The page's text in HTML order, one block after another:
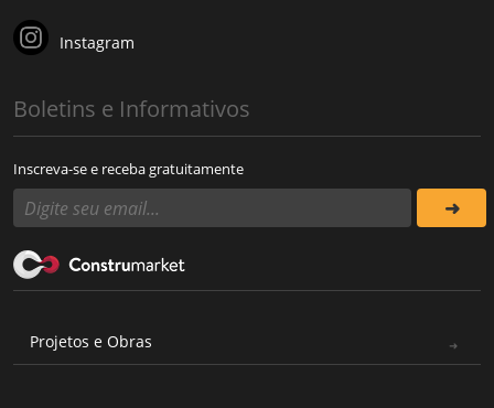
Instagram
Boletins e Informativos
Inscreva-se e receba gratuitamente
Projetos e Obras